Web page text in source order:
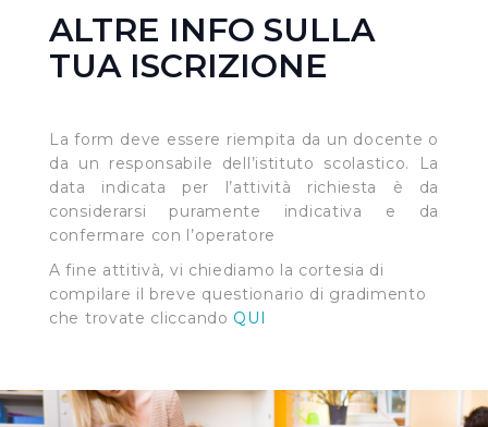
ALTRE INFO SULLA
TUA ISCRIZIONE
La form deve essere riempita da un docente o
da un responsabile dell’istituto scolastico. La
data indicata per l’attività richiesta è da
considerarsi puramente indicativa e da
confermare con l’operatore
A fine attitivà, vi chiediamo la cortesia di
compilare il breve questionario di gradimento
che trovate cliccando QUI